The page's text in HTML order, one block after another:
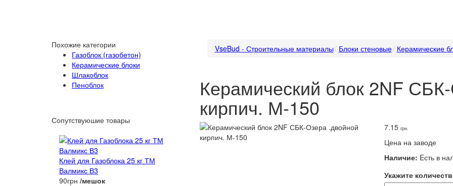
Похожие категории
Газоблок (газобетон)
Керамические блоки
Шлакоблок
Пеноблок
Сопутствуюшие товары
Клей для Газоблока 25 кг ТМ
Валмикс В3
90грн /мешок
VseBud - Строительные материалы Блоки стеновые Керамические
Керамический блок 2NF
кирпич. М-150
7.15грн.
Цена на заводе
Наличие: Eсть в
Укажите